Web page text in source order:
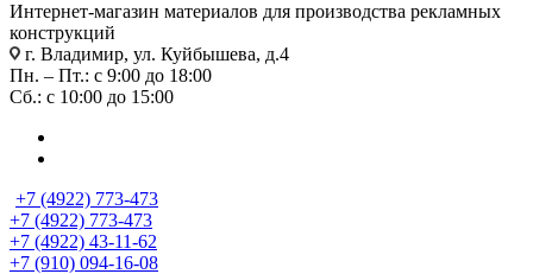
Интернет-магазин материалов для производства рекламных
конструкций
г. Владимир, ул. Куйбышева, д.4
Пн. – Пт.: с 9:00 до 18:00
Сб.: с 10:00 до 15:00
+7 (4922) 773-473
+7 (4922) 773-473
+7 (4922) 43-11-62
+7 (910) 094-16-08